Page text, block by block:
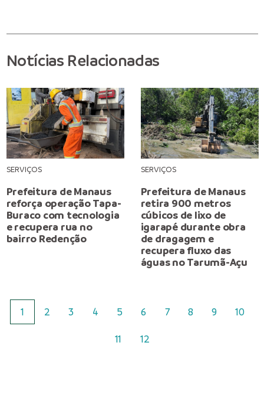
Notícias Relacionadas
SERVIÇOS
Prefeitura de Manaus
reforça operação Tapa-
Buraco com tecnologia
e recupera rua no
bairro Redenção
SERVIÇOS
Prefeitura de Manaus
retira 900 metros
cúbicos de lixo de
igarapé durante obra
de dragagem e
recupera fluxo das
águas no Tarumã-Açu
1 2 3 4 5 6 7 8 9 10
11 12